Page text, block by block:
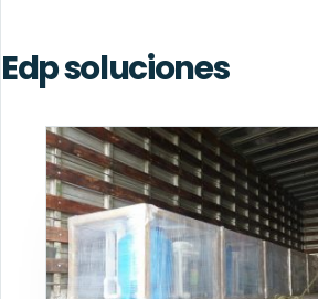
Edp soluciones